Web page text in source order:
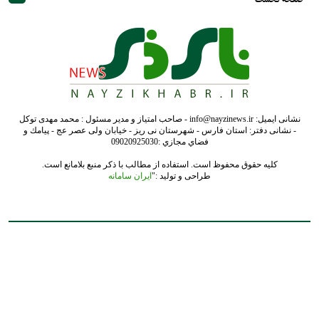
نشانی ایمیل: info@nayzinews.ir - صاحب امتیاز و مدیر مسئول : محمد مهدی توکل
- نشانی دفتر: استان فارس - شهرستان نی ریز - خیابان ولی عصر عج - پيامك و
فضاي مجازي :09020925030
کلیه حقوق محفوظ است. استفاده از مطالب با ذکر منبع بلامانع است.
طراحی و تولید :"ایران سامانه